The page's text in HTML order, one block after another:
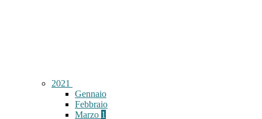
2021
Gennaio
Febbraio
Marzo 1